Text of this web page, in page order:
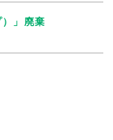
）」廃棄